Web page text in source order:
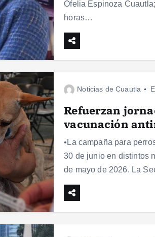
Ofelia Espinoza
horas…
Noticias de Cuautla
Refuerzan
vacunación
•La campaña para
30 de junio en distintos
de mayo de 2026. La